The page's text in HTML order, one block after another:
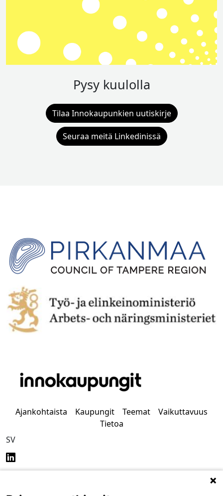
Pysy kuulolla
Tilaa Innokaupunkien uutiskirje
Seuraa meitä Linkedinissä
Ajankohtaista Kaupungit Teemat
Vaikuttavuus
Tietoa
SV